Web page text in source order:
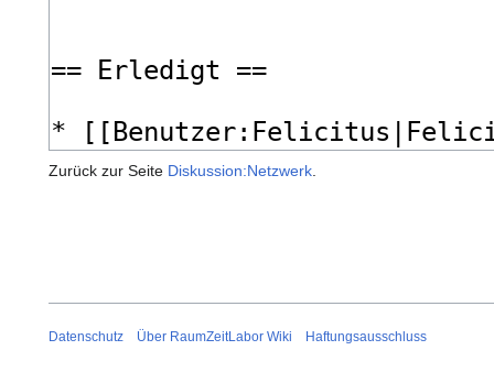
Zurück zur Seite Diskussion:Netzwerk
Datenschutz Über RaumZeitLabor Wiki Haftungsausschluss